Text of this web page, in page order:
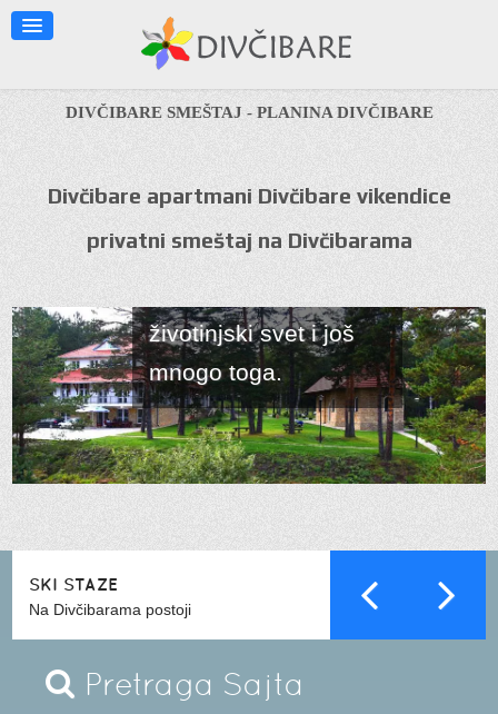
DIVČIBARE SMEŠTAJ - PLANINA DIVČIBARE
Divčibare apartmani Divčibare vikendice
privatni smeštaj na Divčibarama
informacije o planini
kao što su klima,
lekovita svojstva, ski
položaj, kako doći na
Divčibare, okolina
životinjski svet i još
mnogo toga.
SKI STAZE
Na Divčibarama postoji